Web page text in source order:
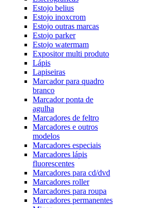
Estojo belius
Estojo inoxcrom
Estojo outras marcas
Estojo parker
Estojo watermam
Expositor multi produto
Lápis
Lapiseiras
Marcador para quadro
branco
Marcador ponta de
agulha
Marcadores de feltro
Marcadores e outros
modelos
Marcadores especiais
Marcadores lápis
fluorescentes
Marcadores para cd/dvd
Marcadores roller
Marcadores para roupa
Marcadores permanentes